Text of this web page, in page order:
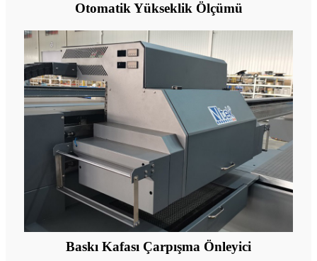
Otomatik Yükseklik Ölçümü
Baskı Kafası Çarpışma Önleyici